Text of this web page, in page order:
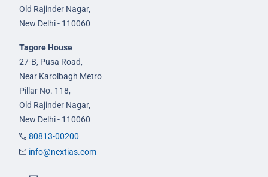
Old Rajinder Nagar,
New Delhi - 110060
Tagore House
27-B, Pusa Road,
Near Karolbagh Metro
Pillar No. 118,
Old Rajinder Nagar,
New Delhi - 110060
80813-00200
info@nextias.com